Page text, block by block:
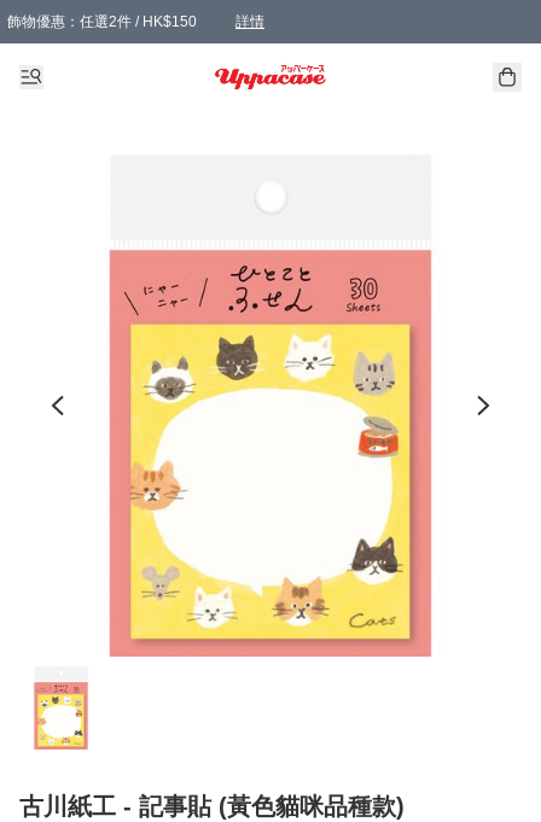
飾物優惠：任選2件 / HK$150 詳情
髮飾優惠：任選2件 / HK$100 詳情
精選襪子優惠：任選3對 / HK$115 詳情
滿額免運：本地訂單滿港幣350元可享免運費優惠
古川紙工 - 記事貼 (黃色貓咪品種款)